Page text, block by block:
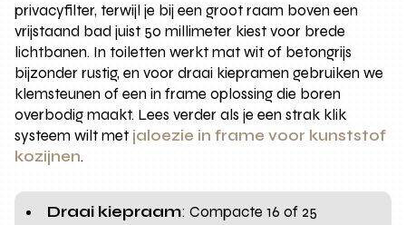
privacyfilter, terwijl je bij een groot raam boven een
vrijstaand bad juist 50 millimeter kiest voor brede
lichtbanen. In toiletten werkt mat wit of betongrijs
bijzonder rustig, en voor draai kiepramen gebruiken we
klemsteunen of een in frame oplossing die boren
overbodig maakt. Lees verder als je een strak klik
systeem wilt met jaloezie in frame voor kunststof
kozijnen.
Draai kiepraam: Compacte 16 of 25